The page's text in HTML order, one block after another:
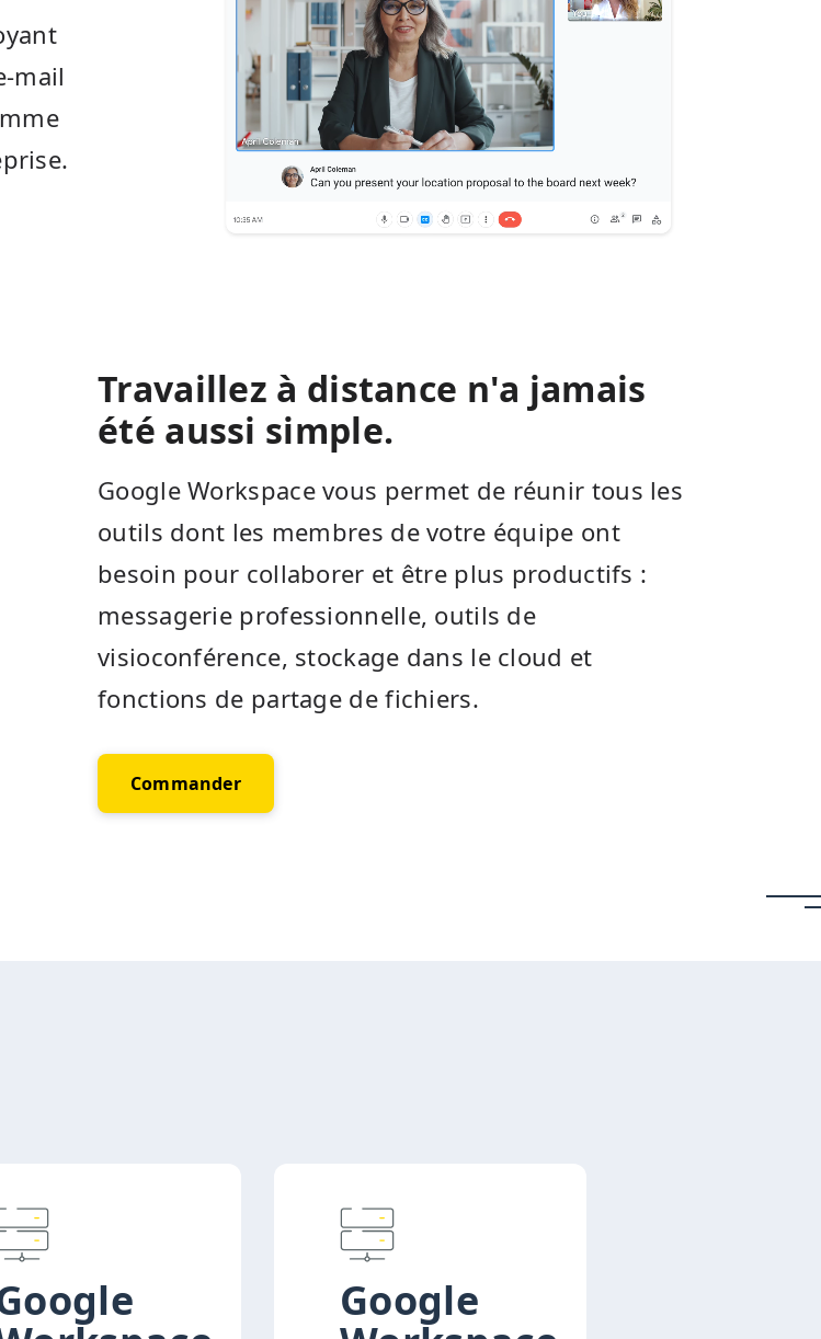
mail
Travaillez à distance n'a jamais
été aussi simple.
Google Workspace vous permet de réunir tous les
outils dont les membres de votre équipe ont
besoin pour collaborer et être plus productifs :
messagerie professionnelle, outils de
visioconférence, stockage dans le cloud et
fonctions de partage de fichiers.
Commander
Google